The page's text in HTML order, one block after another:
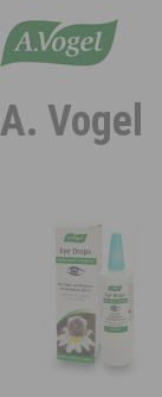
A. Vogel